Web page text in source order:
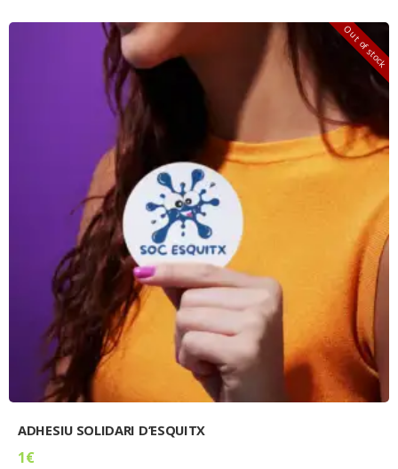
Out of stock
ADHESIU SOLIDARI D’ESQUITX
1€